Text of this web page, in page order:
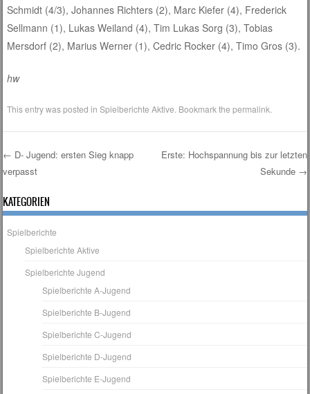
Schmidt (4/3), Johannes Richters (2), Marc Kiefer (4), Frederick
Sellmann (1), Lukas Weiland (4), Tim Lukas Sorg (3), Tobias
Mersdorf (2), Marius Werner (1), Cedric Rocker (4), Timo Gros (3).
hw
This entry was posted inSpielberichte Aktive . Bookmark thepermalink
Post navigation
← D- Jugend: ersten Sieg knapp
verpasst
Erste: Hochspannung bis zur letzten
Sekunde →
KATEGORIEN
Spielberichte
Spielberichte Aktive
Spielberichte Jugend
Spielberichte A-Jugend
Spielberichte B-Jugend
Spielberichte C-Jugend
Spielberichte D-Jugend
Spielberichte E-Jugend